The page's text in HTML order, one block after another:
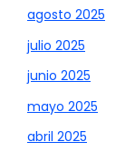
agosto 2025
julio 2025
junio 2025
mayo 2025
abril 2025